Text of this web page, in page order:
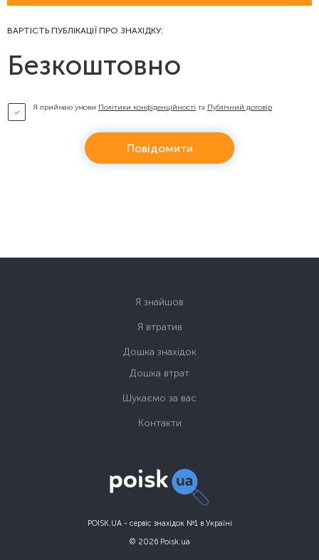
ВАРТІСТЬ ПУБЛІКАЦІЇ ПРО ЗНАХІДКУ:
Безкоштовно
Я приймаю умови Політики конфіденційності та Публічний договір
Повідомити
POISK.UA - сервіс знахідок №1 в Україні
© 2026 Poisk.ua
Я знайшов
Я втратив
Дошка знахідок
Дошка втрат
Шукаємо за вас
Контакти